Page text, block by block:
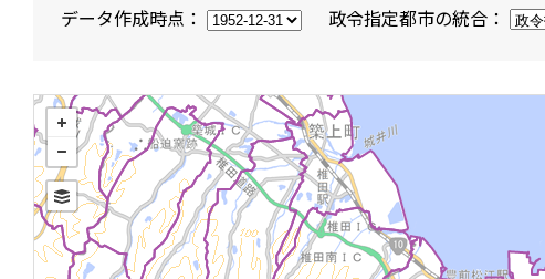
データ作成時点： 政令指定都市の統合：